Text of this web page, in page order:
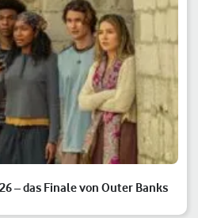
– das Finale von Outer Banks